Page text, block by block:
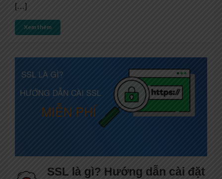
[…]
Xem thêm
SSL là gì? Hướng dẫn cài đặt